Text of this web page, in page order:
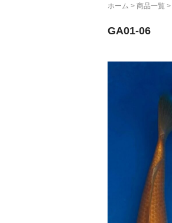
ホーム > 商品一覧 >
GA01-06